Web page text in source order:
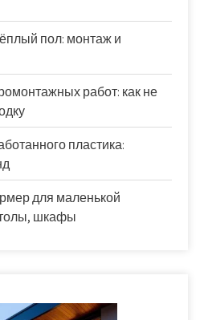
пол: монтаж и
работ: как не
пластика:
для маленькой
шкафы